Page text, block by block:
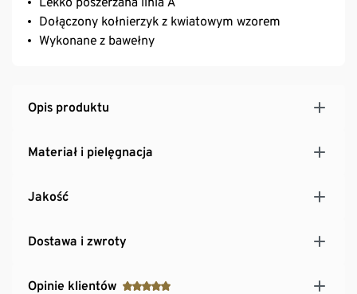
Dołączony kołnierzyk z kwiatowym wzorem
Wykonane z bawełny
Opis produktu
Materiał i pielęgnacja
Jakość
Dostawa i zwroty
Opinie klientów